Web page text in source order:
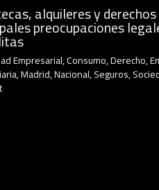
alquileres y
preocupaciones
Empresarial,Consumo,Derecho,
,Madrid,Nacional,Seguros,